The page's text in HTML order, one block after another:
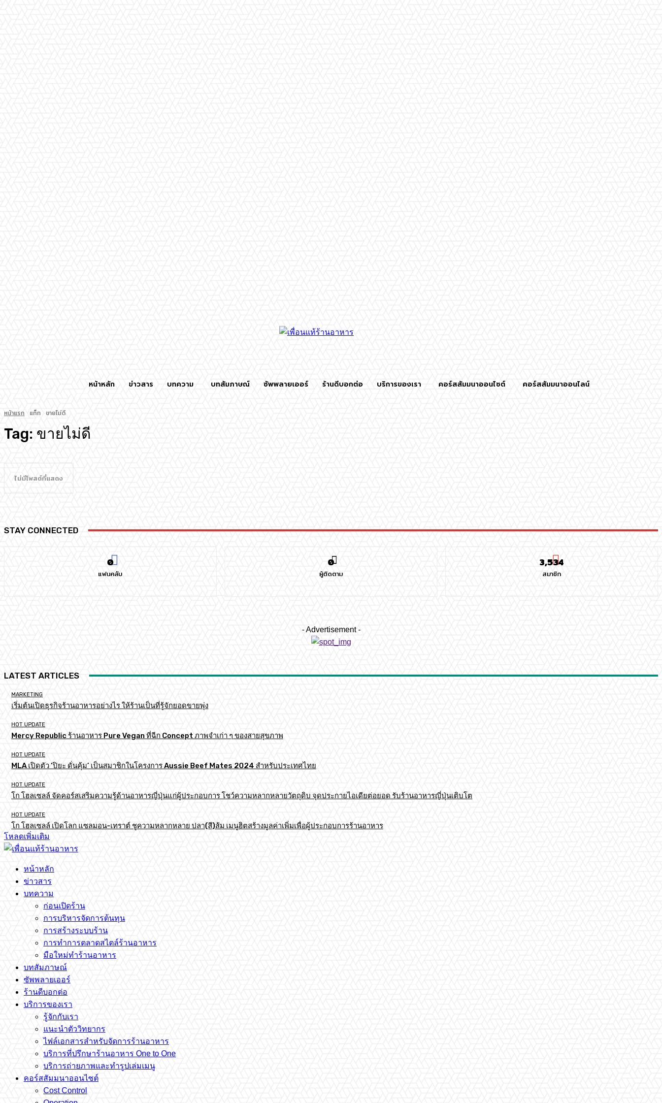
หน้าหลัก ข่าวสาร บทความ บทสัมภาษณ์ ซัพพลายเออร์ ร้านดีบอกต่อ บริการของเรา คอร์สสัมมนาออนไซต์ คอร์สสัมมนาออนไลน์
หน้าแรก แท็ก ขายไม่ดี
Tag: ขายไม่ดี
ไม่มีโพสต์ที่แสดง
STAY CONNECTED
0
แฟนคลับ
0
ผู้ติดตาม
3,534
สมาชิก
- Advertisement -
LATEST ARTICLES
MARKETING
เริ่มต้นเปิดธุรกิจร้านอาหารอย่างไร ให้ร้านเป็นที่รู้จักยอดขายพุ่ง
HOT UPDATE
Mercy Republic ร้านอาหาร Pure Vegan ที่ฉีก Concept ภาพจำเก่า ๆ ของสายสุขภาพ
HOT UPDATE
MLA เปิดตัว ‘ปิยะ ดั่นคุ้ม’ เป็นสมาชิกในโครงการ Aussie Beef Mates 2024 สำหรับประเทศไทย
HOT UPDATE
โก โฮลเซลล์ จัดคอร์สเสริมความรู้ด้านอาหารญี่ปุ่นแก่ผู้ประกอบการ โชว์ความหลากหลายวัตถุดิบ จุดประกายไอเดียต่อยอด รับร้านอาหารญี่ปุ่นเติบโต
HOT UPDATE
โก โฮลเซลล์ เปิดโลก แซลมอน-เทราต์ ชูความหลากหลาย ปลา(สี)ส้ม เมนูฮิตสร้างมูลค่าเพิ่มเพื่อผู้ประกอบการร้านอาหาร
โหลดเพิ่มเติม
หน้าหลัก
ข่าวสาร
บทความ
ก่อนเปิดร้าน
การบริหารจัดการต้นทุน
การสร้างระบบร้าน
การทำการตลาดสไตล์ร้านอาหาร
มือใหม่ทำร้านอาหาร
บทสัมภาษณ์
ซัพพลายเออร์
ร้านดีบอกต่อ
บริการของเรา
รู้จักกับเรา
แนะนำตัววิทยากร
ไฟล์เอกสารสำหรับจัดการร้านอาหาร
บริการที่ปรึกษาร้านอาหาร One to One
บริการถ่ายภาพและทำรูปเล่มเมนู
คอร์สสัมมนาออนไซต์
Cost Control